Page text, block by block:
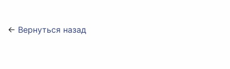
← Вернуться назад